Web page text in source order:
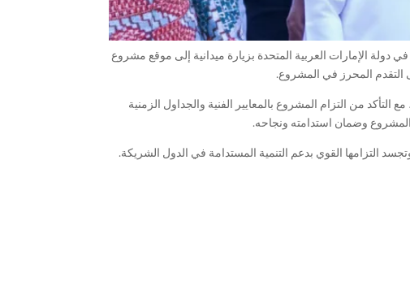
دولة الإمارات العربية المتحدة بزيارة ميدانية إلى موقع مشروع
المحرز في المشروع.
من التزام المشروع بالمعايير الفنية والجداول الزمنية
وضمان استدامته ونجاحه.
التزامها القوي بدعم التنمية المستدامة في الدول الشريكة.